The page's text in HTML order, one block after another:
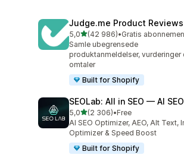
Judge.me Product
5,0av 5 stjerner
(42 986)
Totalt 42986 omtaler
•
Samle ubegrensede
produktanmeldelser, vurderinger
omtaler
Built for Shopify
SEOLab: All in SEO — AI SEO
5,0av 5 stjerner
(2 306)
Totalt 2306 omtaler
•Free
AI SEO Optimizer, AEO, Alt Text,
Optimizer & Speed Boost
Built for Shopify